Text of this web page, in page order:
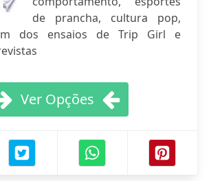
de prancha, cultura pop,
dos ensaios de Trip Girl e
Ver Opções